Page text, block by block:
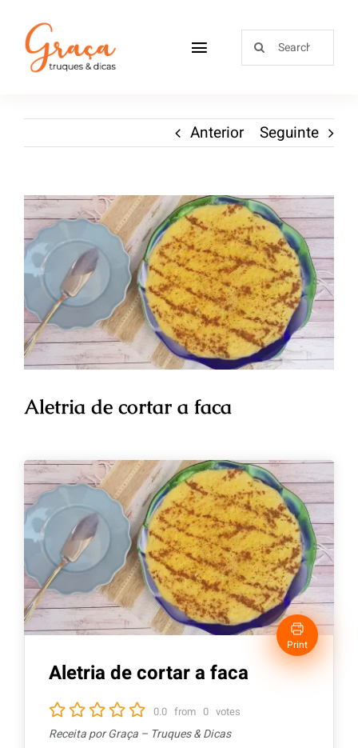
Receitas
Sobre
Loja
Blog
Contactos
Anterior Seguinte
Aletria de cortar a faca
Print
Aletria de cortar a faca
0.0 from 0 votes
Receita por Graça – Truques & Dicas